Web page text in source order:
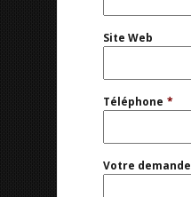
Site Web
Téléphone *
Votre demande